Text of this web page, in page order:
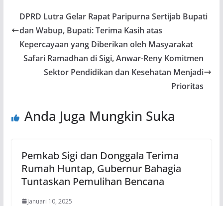
DPRD Lutra Gelar Rapat Paripurna Sertijab Bupati
dan Wabup, Bupati: Terima Kasih atas
Kepercayaan yang Diberikan oleh Masyarakat
Safari Ramadhan di Sigi, Anwar-Reny Komitmen
Sektor Pendidikan dan Kesehatan Menjadi
Prioritas
Anda Juga Mungkin Suka
Pemkab Sigi dan Donggala Terima
Rumah Huntap, Gubernur Bahagia
Tuntaskan Pemulihan Bencana
Januari 10, 2025